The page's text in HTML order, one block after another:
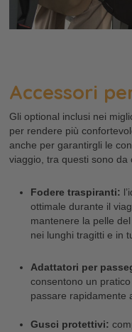
Accessori
Gli optional inclusi nei
per rendere più
anche per garantirgli le
viaggio, tra questi sono da
Fodere traspiranti:
ottimale durante il
mantenere la pelle
nei lunghi tragitti e in
Adattatori per
consentono un
passare rapidamente
Gusci protettivi: